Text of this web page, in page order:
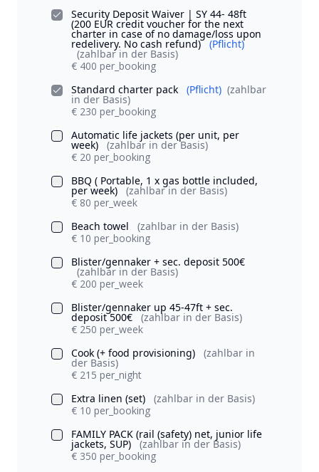
Security Deposit Waiver | SY 44- 48ft
(200 EUR credit voucher for the next
charter in case of no damage/loss upon
redelivery. No cash refund) (Pflicht)
(zahlbar in der Basis)
€ 400 per_booking
Standard charter pack
(Pflicht) (zahlbar
in der Basis)
€ 230 per_booking
Automatic life jackets (per unit, per
week)
(zahlbar in der Basis)
€ 20 per_booking
BBQ ( Portable, 1 x gas bottle included,
per week)
(zahlbar in der Basis)
€ 80 per_week
Beach towel
(zahlbar in der Basis)
€ 10 per_booking
Blister/gennaker + sec. deposit 500€
(zahlbar in der Basis)
€ 200 per_week
Blister/gennaker up 45-47ft + sec.
deposit 500€
(zahlbar in der Basis)
€ 250 per_week
Cook (+ food provisioning)
(zahlbar in
der Basis)
€ 215 per_night
Extra linen (set)
(zahlbar in der Basis)
€ 10 per_booking
FAMILY PACK (rail (safety) net, junior life
jackets, SUP)
(zahlbar in der Basis)
€ 350 per_booking